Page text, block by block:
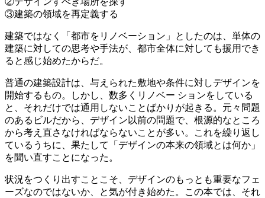
③建築の領域を再定義する
建築ではなく「都市をリノベーション」としたのは、単体の
建築に対しての思考や手法が、都市全体に対しても援用でき
ると感じ始めたからだ。
普通の建築設計は、与えられた敷地や条件に対しデザインを
開始するもの。しかし、数多くリノベー ションをしている
と、それだけでは通用しないことばかりが起きる。元々問題
のあるビルだから、デザイン以前の問題で、根源的なところ
から考え直さなければならないことが多い。これを繰り返し
ているうちに、果たして「デザインの本来の領域とは何か」
を聞い直すことになった。
状況をつくり出すことこそ、デザインのもっとも重要なフェ
ーズなのではないか、と気が付き始めた。この本では、それ